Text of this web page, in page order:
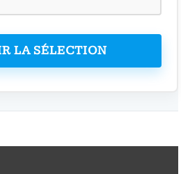
LA SÉLECTION